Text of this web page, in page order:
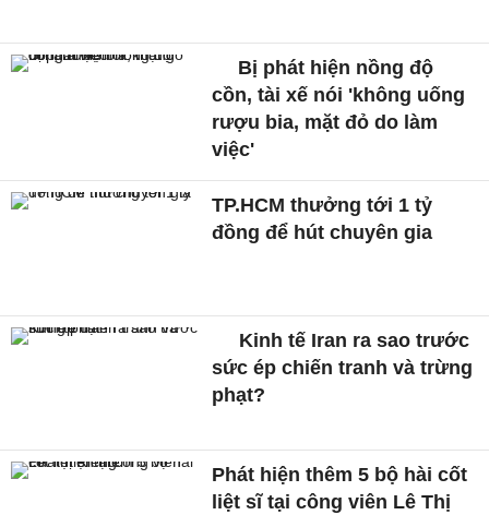
Bị phát hiện nồng độ
cồn, tài xế nói 'không uống
rượu bia, mặt đỏ do làm
việc'
TP.HCM thưởng tới 1 tỷ
đồng để hút chuyên gia
Kinh tế Iran ra sao trước
sức ép chiến tranh và trừng
phạt?
Phát hiện thêm 5 bộ hài cốt
liệt sĩ tại công viên Lê Thị